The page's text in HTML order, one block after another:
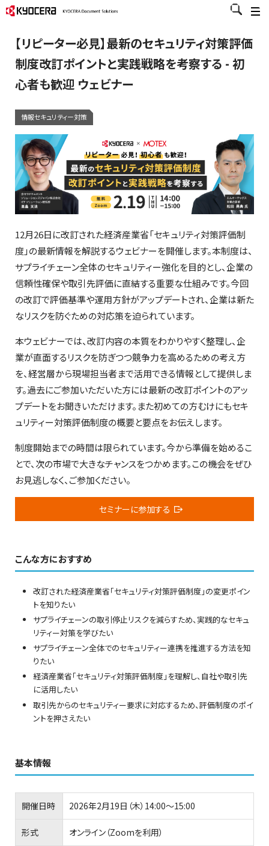
【リピーター必見】最新のセキュリティ対策評価
制度改訂ポイントと実践戦略を考察する - 初
心者も歓迎 ウェビナー
情報セキュリティー対策
12月26日に改訂された経済産業省「セキュリティ対策評価制
度」の最新情報を解説するウェビナーを開催します。本制度は、
サプライチェーン全体のセキュリティー強化を目的とし、企業の
信頼性確保や取引先評価に直結する重要な仕組みです。今回
の改訂で評価基準や運用方針がアップデートされ、企業は新た
なリスクを防ぐための対応策を迫られています。
本ウェビナーでは、改訂内容の本質をわかりやすく整理し、企
業が直面するリスクを防ぎつつ競争力を高めるための考え方
を、経営層から現場担当者まで活用できる情報として提供しま
す。過去にご参加いただいた方には最新の改訂ポイントのアッ
プデートをお聞きいただけます。また初めての方むけにもセキ
ュリティー対策評価制度の概要と要点をお伝えします。
制度開始までの時間は限られています。今から準備を始めるこ
とで、次の市場で大きなチャンスをつかめます。この機会をぜひ
お見逃しなく、ご参加ください。
セミナーに参加する
こんな方におすすめ
改訂された経済産業省「セキュリティ対策評価制度」の変更ポイン
トを知りたい
サプライチェーンの取引停止リスクを減らすため、実践的なセキュ
リティー対策を学びたい
サプライチェーン全体でのセキュリティー連携を推進する方法を知
りたい
経済産業省「セキュリティ対策評価制度」を理解し、自社や取引先
に活用したい
取引先からのセキュリティー要求に対応するため、評価制度のポイ
ントを押さえたい
基本情報
開催日時 2026年2月19日（木）14:00～15:00
形式 オンライン（Zoomを利用）